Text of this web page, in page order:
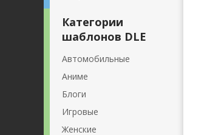
Категории
шаблонов DLE
Автомобильные
Аниме
Блоги
Игровые
Женские